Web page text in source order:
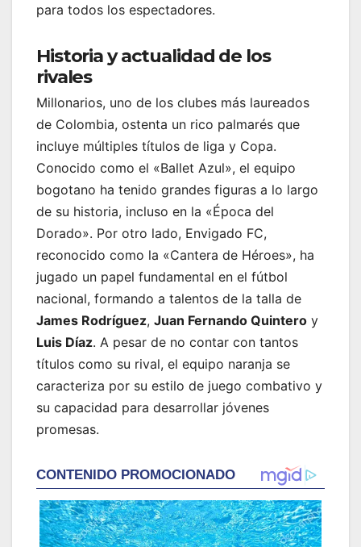
para todos los espectadores.
Historia y actualidad de los
rivales
Millonarios, uno de los clubes más laureados
de Colombia, ostenta un rico palmarés que
incluye múltiples títulos de liga y Copa.
Conocido como el «Ballet Azul», el equipo
bogotano ha tenido grandes figuras a lo largo
de su historia, incluso en la «Época del
Dorado». Por otro lado, Envigado FC,
reconocido como la «Cantera de Héroes», ha
jugado un papel fundamental en el fútbol
nacional, formando a talentos de la talla de
James Rodríguez, Juan Fernando Quintero y
Luis Díaz. A pesar de no contar con tantos
títulos como su rival, el equipo naranja se
caracteriza por su estilo de juego combativo y
su capacidad para desarrollar jóvenes
promesas.